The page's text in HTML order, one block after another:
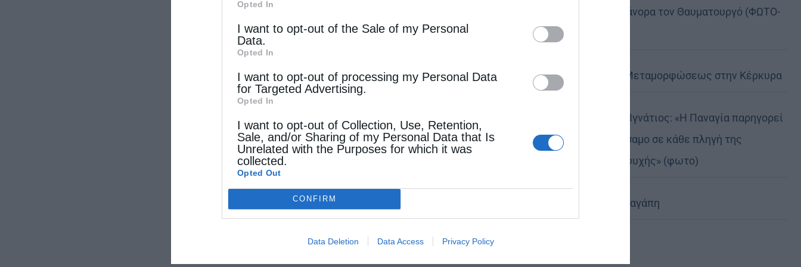
Opted In
I want to opt-out of the Sale of my Personal
Data.
Opted In
I want to opt-out of processing my Personal Data
for Targeted Advertising.
Opted In
I want to opt-out of Collection, Use, Retention,
Sale, and/or Sharing of my Personal Data that Is
Unrelated with the Purposes for which it was
collected.
Opted Out
CONFIRM
Data Deletion Data Access Privacy Policy
της, Άγιο Νικάνορα τον Θαυματουργό (ΦΩΤΟ-
ΒΙΝΤΕΟ)
Η Εορτή της Μεταμορφώσεως στην Κέρκυρα
Δημητριάδος Ιγνάτιος: «Η Παναγία παρηγορεί
και δίνει βάλσαμο σε κάθε πληγή της
ανθρώπινης ψυχής» (φωτο)
Χριστοφόρος αγάπη